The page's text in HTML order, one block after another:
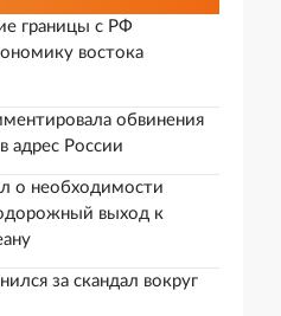
границы с РФ
востока
обвинения
адрес России
о необходимости
выход к
за скандал вокруг